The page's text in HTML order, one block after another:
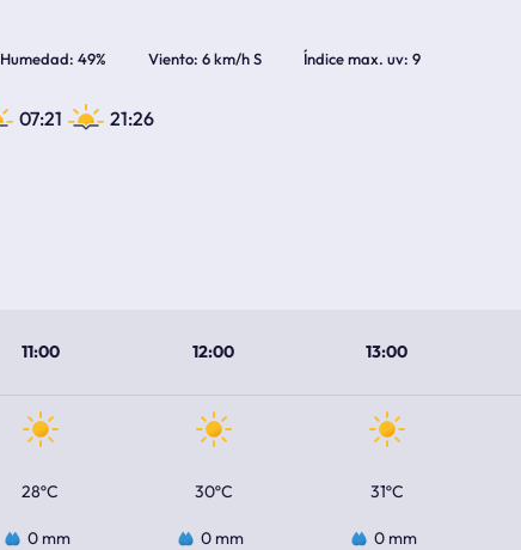
Humedad 49% Viento 6 km/h S Índice max. uv 9
07:21 21:26
11:00 12:00 13:00
28ºC 30ºC 31ºC
0 mm 0 mm 0 mm